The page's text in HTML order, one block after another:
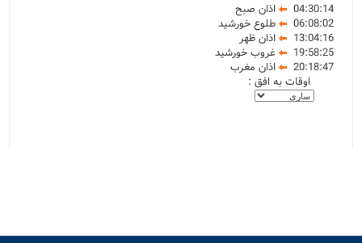
04:30:14
اذان صبح
06:08:02
طلوع خورشید
13:04:16
اذان ظهر
19:58:25
غروب خورشید
20:18:47
اذان مغرب
اوقات به افق :